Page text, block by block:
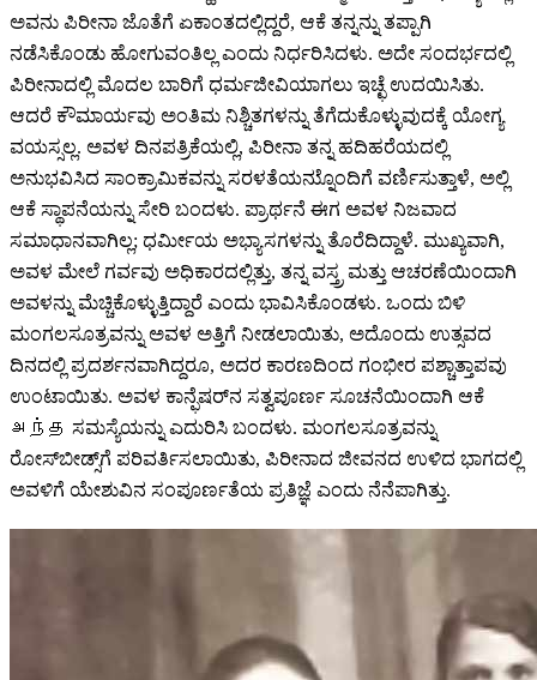
ಅವನು ಪಿರೀನಾ ಜೊತೆಗೆ ಏಕಾಂತದಲ್ಲಿದ್ದರೆ, ಆಕೆ ತನ್ನನ್ನು ತಪ್ಪಾಗಿ
ನಡೆಸಿಕೊಂಡು ಹೋಗುವಂತಿಲ್ಲ ಎಂದು ನಿರ್ಧರಿಸಿದಳು. ಅದೇ ಸಂದರ್ಭದಲ್ಲಿ
ಪಿರೀನಾದಲ್ಲಿ ಮೊದಲ ಬಾರಿಗೆ ಧರ್ಮಜೀವಿಯಾಗಲು ಇಚ್ಛೆ ಉದಯಿಸಿತು.
ಆದರೆ ಕೌಮಾರ್ಯವು ಅಂತಿಮ ನಿಶ್ಚಿತಗಳನ್ನು ತೆಗೆದುಕೊಳ್ಳುವುದಕ್ಕೆ ಯೋಗ್ಯ
ವಯಸ್ಸಲ್ಲ. ಅವಳ ದಿನಪತ್ರಿಕೆಯಲ್ಲಿ, ಪಿರೀನಾ ತನ್ನ ಹದಿಹರೆಯದಲ್ಲಿ
ಅನುಭವಿಸಿದ ಸಾಂಕ್ರಾಮಿಕವನ್ನು ಸರಳತೆಯನ್ನುೊಂದಿಗೆ ವರ್ಣಿಸುತ್ತಾಳೆ, ಅಲ್ಲಿ
ಆಕೆ ಸ್ಥಾಪನೆಯನ್ನು ಸೇರಿ ಬಂದಳು. ಪ್ರಾರ್ಥನೆ ಈಗ ಅವಳ ನಿಜವಾದ
ಸಮಾಧಾನವಾಗಿಲ್ಲ; ಧರ್ಮೀಯ ಅಭ್ಯಾಸಗಳನ್ನು ತೊರೆದಿದ್ದಾಳೆ. ಮುಖ್ಯವಾಗಿ,
ಅವಳ ಮೇಲೆ ಗರ್ವವು ಅಧಿಕಾರದಲ್ಲಿತ್ತು, ತನ್ನ ವಸ್ತ್ರ ಮತ್ತು ಆಚರಣೆಯಿಂದಾಗಿ
ಅವಳನ್ನು ಮೆಚ್ಚಿಕೊಳ್ಳುತ್ತಿದ್ದಾರೆ ಎಂದು ಭಾವಿಸಿಕೊಂಡಳು. ಒಂದು ಬಿಳಿ
ಮಂಗಲಸೂತ್ರವನ್ನು ಅವಳ ಅತ್ತಿಗೆ ನೀಡಲಾಯಿತು, ಅದೊಂದು ಉತ್ಸವದ
ದಿನದಲ್ಲಿ ಪ್ರದರ್ಶನವಾಗಿದ್ದರೂ, ಅದರ ಕಾರಣದಿಂದ ಗಂಭೀರ ಪಶ್ಚಾತ್ತಾಪವು
ಉಂಟಾಯಿತು. ಅವಳ ಕಾನ್ಫೆಷರ್‌ನ ಸತ್ವಪೂರ್ಣ ಸೂಚನೆಯಿಂದಾಗಿ ಆಕೆ
அந்த ಸಮಸ್ಯೆಯನ್ನು ಎದುರಿಸಿ ಬಂದಳು. ಮಂಗಲಸೂತ್ರವನ್ನು
ರೋಸ್‌ಬೀಡ್ಸ್‌‌ಗೆ ಪರಿವರ್ತಿಸಲಾಯಿತು, ಪಿರೀನಾದ ಜೀವನದ ಉಳಿದ ಭಾಗದಲ್ಲಿ
ಅವಳಿಗೆ ಯೇಶುವಿನ ಸಂಪೂರ್ಣತೆಯ ಪ್ರತಿಜ್ಞೆ ಎಂದು ನೆನೆಪಾಗಿತ್ತು.